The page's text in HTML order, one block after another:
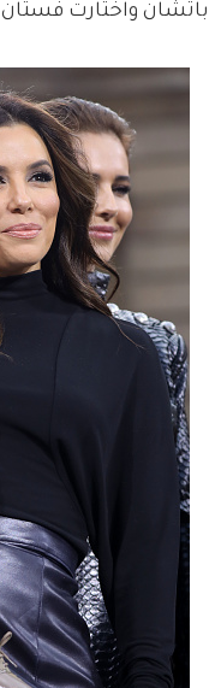
باتشان واختارت فستان floral.